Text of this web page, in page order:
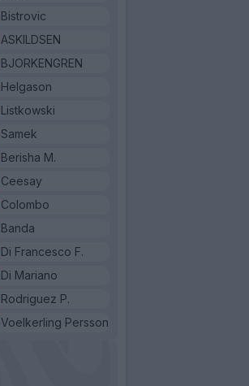
Bistrovic
ASKILDSEN
BJORKENGREN
Helgason
Listkowski
Samek
Berisha M.
Ceesay
Colombo
Banda
Di Francesco F.
Di Mariano
Rodriguez P.
Voelkerling Persson